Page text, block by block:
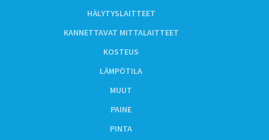
HÄLYTYSLAITTEET
KANNETTAVAT MITTALAITTEET
KOSTEUS
LÄMPÖTILA
MUUT
PAINE
PINTA